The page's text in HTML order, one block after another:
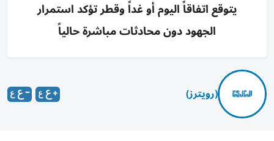
يتوقع اتفاقاً اليوم أو غداً وقطر تؤكد استمرار
الجهود دون محادثات مباشرة حالياً
(رويترز)